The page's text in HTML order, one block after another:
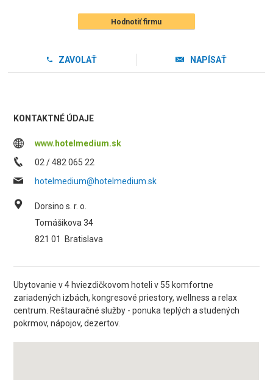
Hodnotiť firmu
ZAVOLAŤ NAPÍSAŤ
KONTAKTNÉ ÚDAJE
www.hotelmedium.sk
02 / 482 065 22
hotelmedium@hotelmedium.sk
Dorsino s. r. o.
Tomášikova 34
821 01
Bratislava
Ubytovanie v 4 hviezdičkovom hoteli v 55 komfortne
zariadených izbách, kongresové priestory, wellness a relax
centrum. Reštauračné služby - ponuka teplých a studených
pokrmov, nápojov, dezertov.